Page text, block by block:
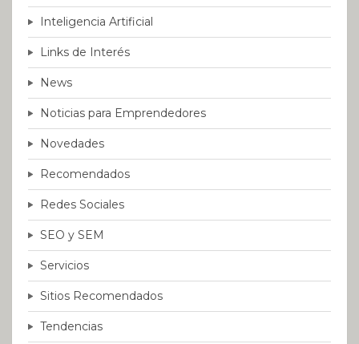
Inteligencia Artificial
Links de Interés
News
Noticias para Emprendedores
Novedades
Recomendados
Redes Sociales
SEO y SEM
Servicios
Sitios Recomendados
Tendencias